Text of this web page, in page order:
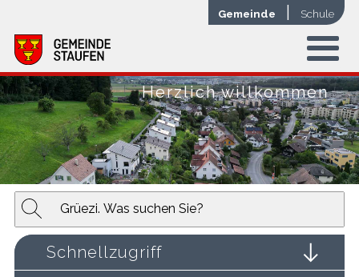
Navigieren in der Gemeinde
Menu
Gemeinde Schule
Herzlich willkommen
Suchbegriff
Schnellzugriff